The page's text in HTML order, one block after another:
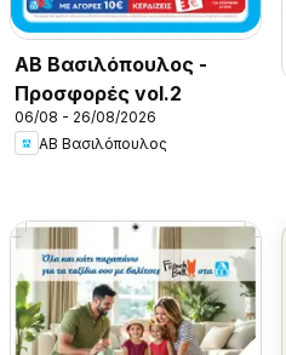
ΑΒ Βασιλόπουλος -
Προσφορές vol.2
06/08 - 26/08/2026
ΑΒ Βασιλόπουλος